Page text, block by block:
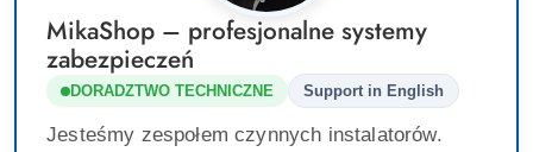
MikaShop – profesjonalne systemy
zabezpieczeń
DORADZTWO TECHNICZNE Support in English
Jesteśmy zespołem czynnych instalatorów.